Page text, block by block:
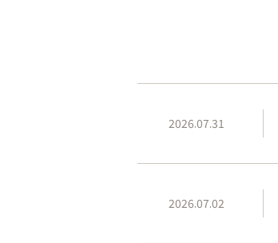
2026.07.31
2026.07.02